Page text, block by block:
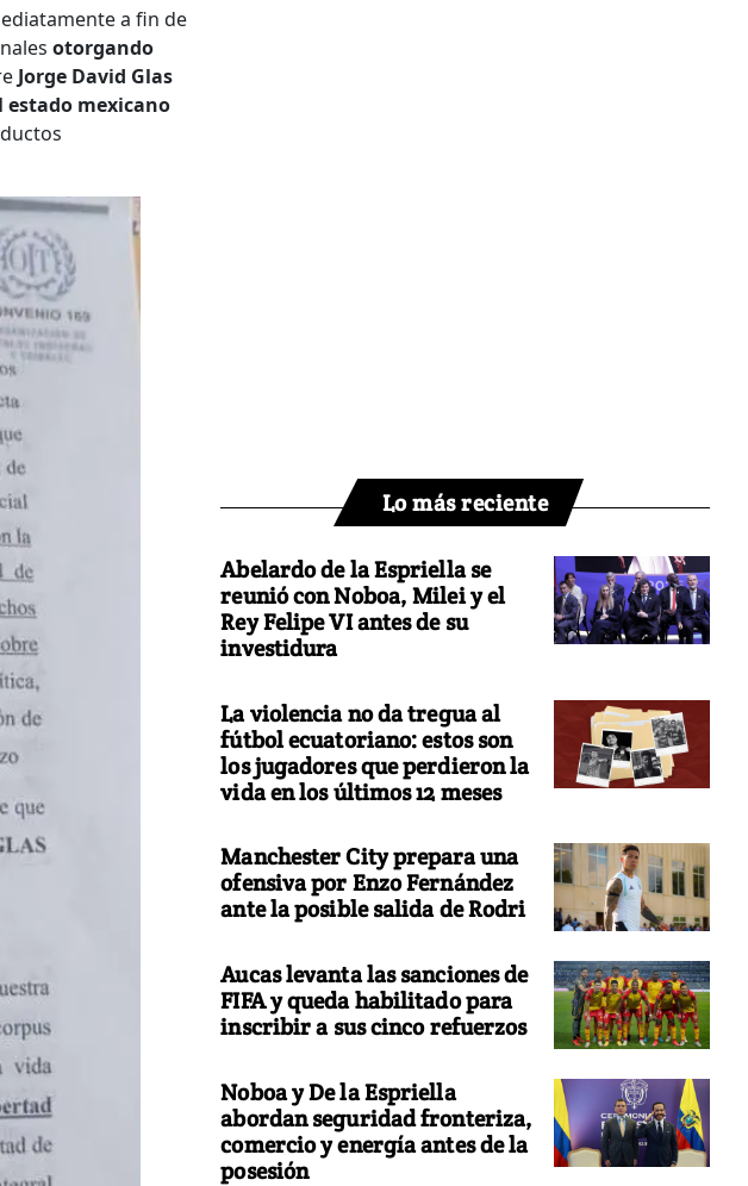
a fin de
otorgando
Jorge David Glas
mexicano
Lo más reciente
Abelardo de la Espriella se
reunió con Noboa, Milei y el
Rey Felipe VI antes de su
investidura
La violencia no da tregua al
fútbol ecuatoriano: estos son
los jugadores que perdieron la
vida en los últimos 12 meses
Manchester City prepara una
ofensiva por Enzo Fernández
ante la posible salida de Rodri
Aucas levanta las sanciones de
FIFA y queda habilitado para
inscribir a sus cinco refuerzos
Noboa y De la Espriella
abordan seguridad fronteriza,
comercio y energía antes de la
posesión